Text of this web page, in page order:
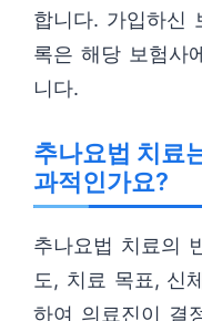
합니다. 가입하신
록은 해당 보험사
니다.
추나요법 치료
과적인가요?
추나요법 치료의
도, 치료 목표, 신
하여 의료진이 결